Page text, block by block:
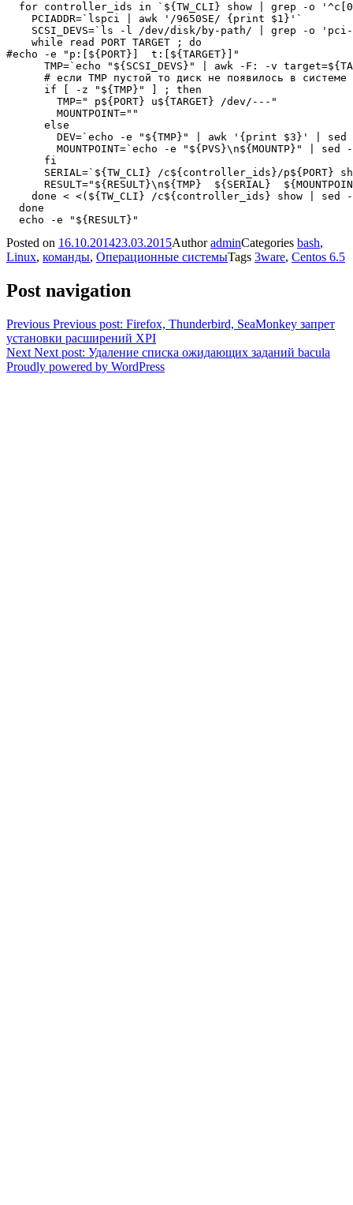
for controller_ids in `${TW_CLI} show | grep -o
    PCIADDR=`lspci | awk '/9650SE/ {print $1}'`
SCSI_DEVS=`ls -l /dev/disk/by-path/ | grep -o
    while read PORT TARGET ; do
#echo -e "p:[${PORT}]  t:[${TARGET}]"
TMP=`echo "${SCSI_DEVS}" | awk -F: -v
# если TMP пустой то диск не появилось в
      if [ -z "${TMP}" ] ; then
        TMP=" p${PORT} u${TARGET} /dev/---"
        MOUNTPOINT=""
      else
DEV=`echo -e "${TMP}" | awk '{print $3}' | sed
MOUNTPOINT=`echo -e "${PVS}\n${MOUNTP}" | sed
      fi
SERIAL=`${TW_CLI} /c${controller_ids}/p${PORT}
RESULT="${RESULT}\n${TMP}  ${SERIAL}
done < <(${TW_CLI} /c${controller_ids} show | sed
  done
Posted on 16.10.201423.03.2015AuthoradminCategories bash,
Linux, команды, Операционные системыTags 3ware, Centos 6.5
Post navigation
Previous Previous post: Firefox, Thunderbird, SeaMonkey запрет
установки расширений XPI
Next Next post: Удаление списка ожидающих заданий bacula
Proudly powered by WordPress